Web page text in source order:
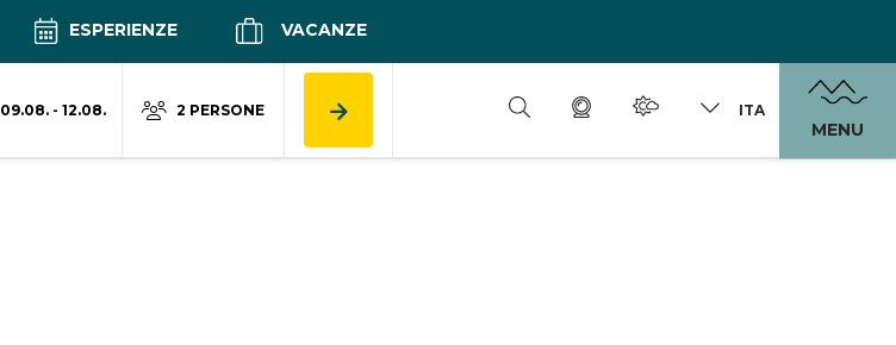
ESPERIENZE VACANZE
09.08. - 12.08. 2 PERSONE ITA
MENU